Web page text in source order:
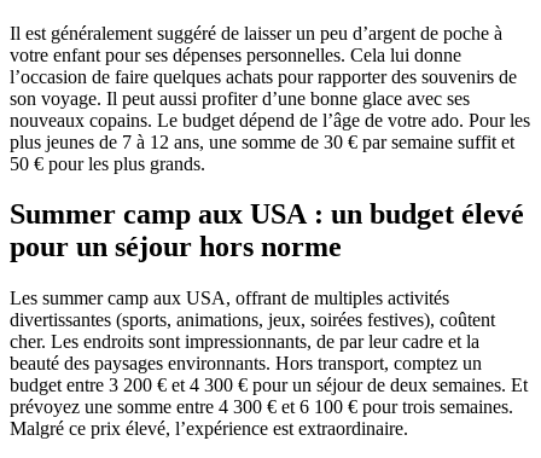
Il est généralement suggéré de laisser un peu d’argent de poche à
votre enfant pour ses dépenses personnelles. Cela lui donne
l’occasion de faire quelques achats pour rapporter des souvenirs de
son voyage. Il peut aussi profiter d’une bonne glace avec ses
nouveaux copains. Le budget dépend de l’âge de votre ado. Pour les
plus jeunes de 7 à 12 ans, une somme de 30 € par semaine suffit et
50 € pour les plus grands.
Summer camp aux USA : un budget élevé
pour un séjour hors norme
Les summer camp aux USA, offrant de multiples activités
divertissantes (sports, animations, jeux, soirées festives), coûtent
cher. Les endroits sont impressionnants, de par leur cadre et la
beauté des paysages environnants. Hors transport, comptez un
budget entre 3 200 € et 4 300 € pour un séjour de deux semaines. Et
prévoyez une somme entre 4 300 € et 6 100 € pour trois semaines.
Malgré ce prix élevé, l’expérience est extraordinaire.